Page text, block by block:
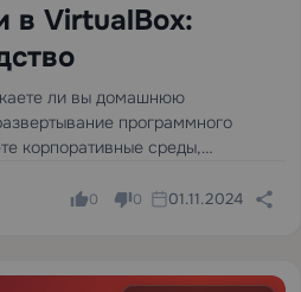
в VirtualBox:
ли вы домашнюю
программного
корпоративные среды,
наиболее важных навыков,
0 0 01.11.2024